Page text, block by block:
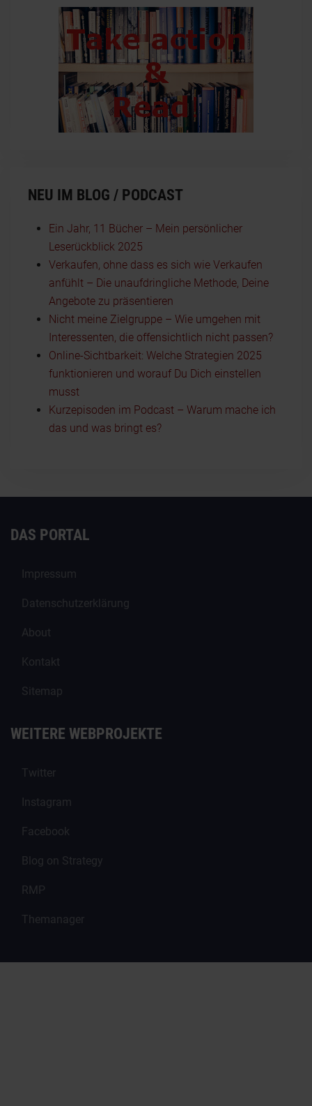
NEU IM BLOG / PODCAST
Ein Jahr, 11 Bücher – Mein persönlicher
Leserückblick 2025
Verkaufen, ohne dass es sich wie Verkaufen
anfühlt – Die unaufdringliche Methode, Deine
Angebote zu präsentieren
Nicht meine Zielgruppe – Wie umgehen mit
Interessenten, die offensichtlich nicht passen?
Online-Sichtbarkeit: Welche Strategien 2025
funktionieren und worauf Du Dich einstellen
musst
Kurzepisoden im Podcast – Warum mache ich
das und was bringt es?
DAS PORTAL
Impressum
Datenschutzerklärung
About
Kontakt
Sitemap
WEITERE WEBPROJEKTE
Twitter
Instagram
Facebook
Blog on Strategy
RMP
Themanager